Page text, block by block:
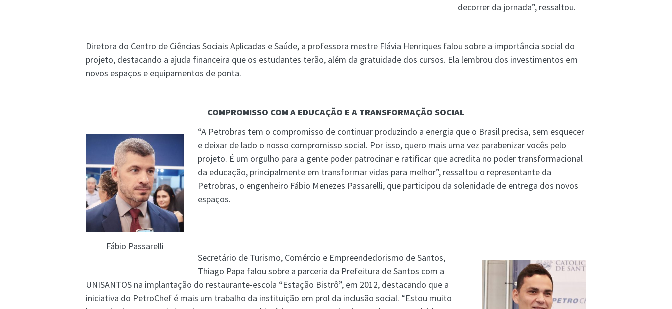
decorrer da jornada”, ressaltou.
Diretora do Centro de Ciências Sociais Aplicadas e Saúde, a professora mestre Flávia Henriques falou sobre a importância social do
projeto, destacando a ajuda financeira que os estudantes terão, além da gratuidade dos cursos. Ela lembrou dos investimentos em
novos espaços e equipamentos de ponta.
COMPROMISSO COM A EDUCAÇÃO E A TRANSFORMAÇÃO SOCIAL
Fábio Passarelli
“A Petrobras tem o compromisso de continuar produzindo a energia que o Brasil precisa, sem esquecer
e deixar de lado o nosso compromisso social. Por isso, quero mais uma vez parabenizar vocês pelo
projeto. É um orgulho para a gente poder patrocinar e ratificar que acredita no poder transformacional
da educação, principalmente em transformar vidas para melhor”, ressaltou o representante da
Petrobras, o engenheiro Fábio Menezes Passarelli, que participou da solenidade de entrega dos novos
espaços.
Secretário de Turismo, Comércio e Empreendedorismo de Santos,
Thiago Papa falou sobre a parceria da Prefeitura de Santos com a
UNISANTOS na implantação do restaurante-escola “Estação Bistrô”, em 2012, destacando que a
iniciativa do PetroChef é mais um trabalho da instituição em prol da inclusão social. “Estou muito